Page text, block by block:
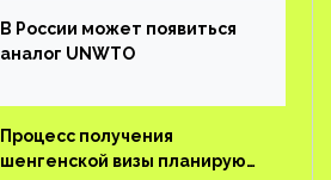
В России может появиться
аналог UNWTO
Процесс получения
шенгенской визы планируют